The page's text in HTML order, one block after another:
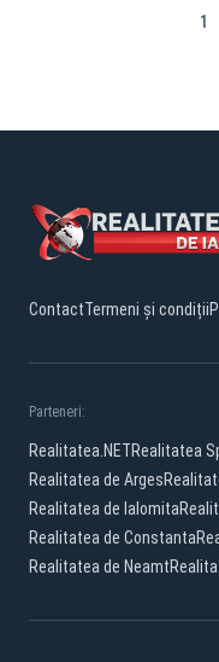
1
ContactTermeni și condiții
Parteneri:
Realitatea.NETRealitatea
Realitatea de Arges
Realitatea de Ialomita
Realitatea de Constanta
Realitatea de Neamt